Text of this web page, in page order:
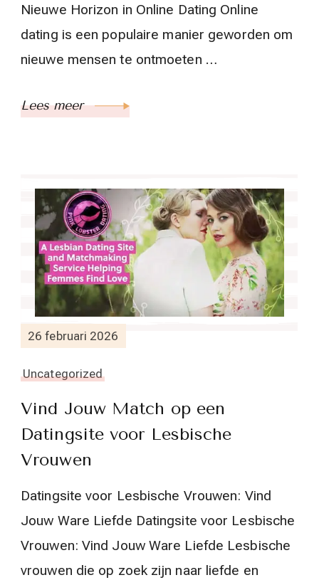
Nieuwe Horizon in Online Dating Online
dating is een populaire manier geworden om
nieuwe mensen te ontmoeten …
Lees meer
26 februari 2026
Uncategorized
Vind Jouw Match op een
Datingsite voor Lesbische
Vrouwen
Datingsite voor Lesbische Vrouwen: Vind
Jouw Ware Liefde Datingsite voor Lesbische
Vrouwen: Vind Jouw Ware Liefde Lesbische
vrouwen die op zoek zijn naar liefde en